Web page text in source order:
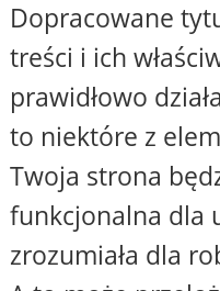
Dopracowane
treści i ich
prawidłowo
to niektóre z
Twoja strona
funkcjonalna dla
zrozumiała dla